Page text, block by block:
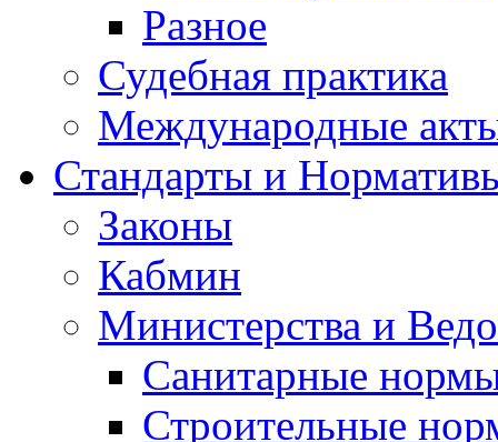
Разное
Судебная практика
Международные
Стандарты и
Законы
Кабмин
Министерства и
Санитарные
Строительные